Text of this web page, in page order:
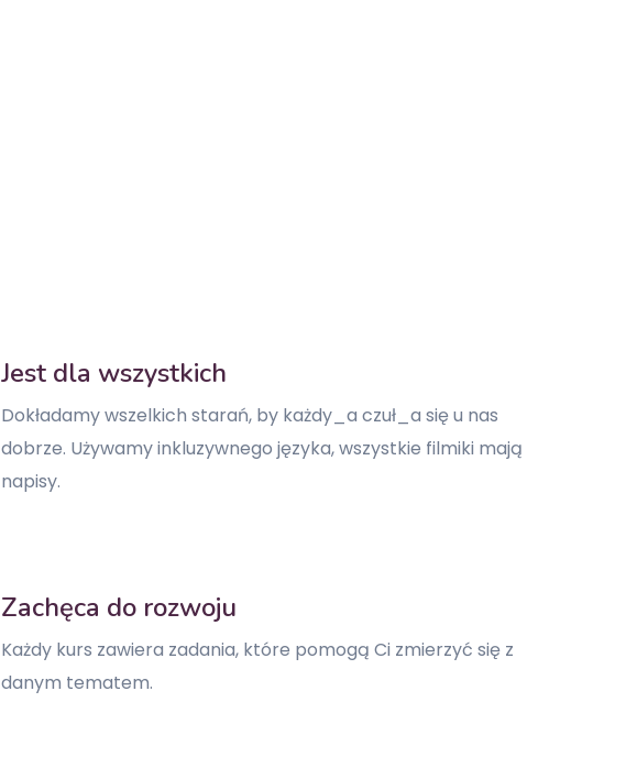
Jest dla wszystkich
Dokładamy wszelkich starań, by każdy_a czuł_a się u nas
dobrze. Używamy inkluzywnego języka, wszystkie filmiki mają
napisy.
Zachęca do rozwoju
Każdy kurs zawiera zadania, które pomogą Ci zmierzyć się z
danym tematem.